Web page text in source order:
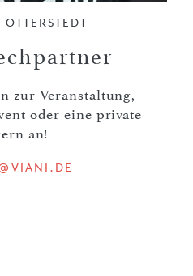
zur Veranstaltung,
oder eine private
an!